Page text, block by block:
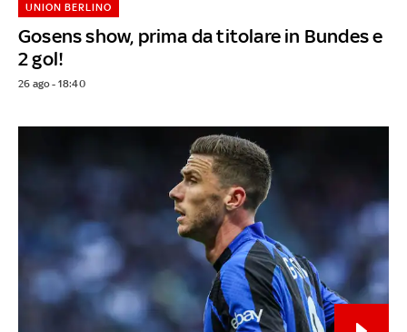
Gosens show, prima da titolare in Bundes e
2 gol!
UNION BERLINO
26 ago - 18:40